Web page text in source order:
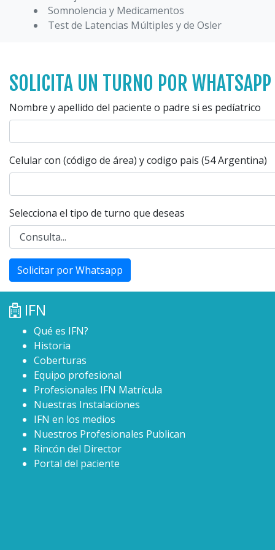
Somnolencia y Medicamentos
Test de Latencias Múltiples y de Osler
SOLICITA UN TURNO POR WHATSAPP
Nombre y apellido del paciente o padre si es pedíatrico
Celular con (código de área) y codigo pais (54 Argentina)
Selecciona el tipo de turno que deseas
Solicitar por Whatsapp
IFN
Qué es IFN?
Historia
Coberturas
Equipo profesional
Profesionales IFN Matrícula
Nuestras Instalaciones
IFN en los medios
Nuestros Profesionales Publican
Rincón del Director
Portal del paciente